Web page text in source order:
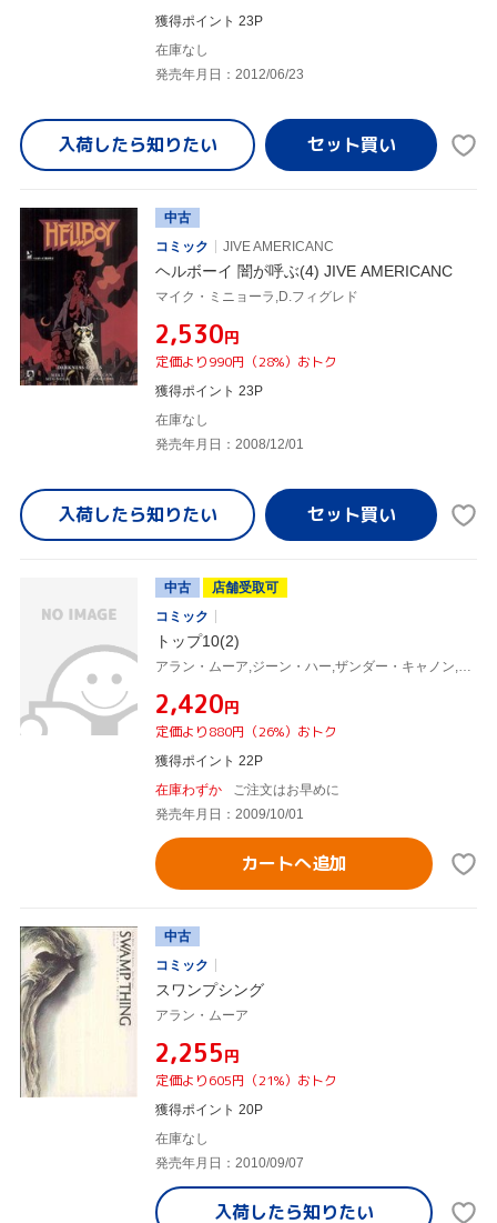
獲得ポイント 23P
在庫なし
発売年月日：2012/06/23
入荷したら知りたい
中古
コミック
JIVE AMERICANC
ヘルボーイ 闇が呼ぶ(4) JIVE AMERICANC
マイク・ミニョーラ,D.フィグレド
¥2,530円
定価より990円（28%）おトク
獲得ポイント 23P
在庫なし
発売年月日：2008/12/01
入荷したら知りたい
中古
店舗受取可
コミック
トップ10(2)
アラン・ムーア,ジーン・ハー,ザンダー・キャノン,ャスダシゲル
¥2,420円
定価より880円（26%）おトク
獲得ポイント 22P
在庫わずか
ご注文はお早めに
発売年月日：2009/10/01
カートへ追加
中古
コミック
スワンプシング
アラン・ムーア
¥2,255円
定価より605円（21%）おトク
獲得ポイント 20P
在庫なし
発売年月日：2010/09/07
入荷したら知りたい